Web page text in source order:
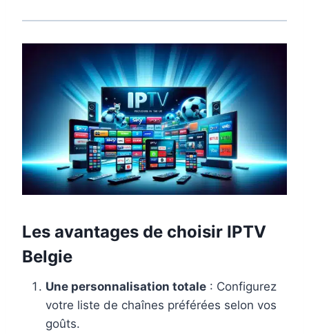
Les avantages de choisir IPTV
Belgie
Une personnalisation totale : Configurez
votre liste de chaînes préférées selon vos
goûts.